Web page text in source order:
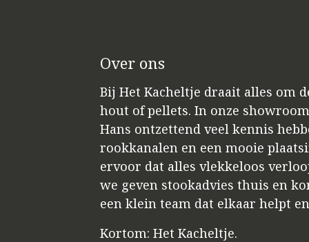
Over ons
Bij Het Kacheltje draait alles om
hout of pellets. In onze
Hans ontzettend veel kennis
rookkanalen en een mooie
ervoor dat alles vlekkeloos
we geven stookadvies thuis en
een klein team dat elkaar helpt
Kortom: Het Kacheltje.